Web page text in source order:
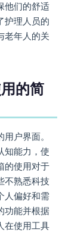
他们的舒适
护理人员的
老年人的关
的简
户界面。
知能力，使
的使用对于
不熟悉科技
人偏好和需
功能并根据
在使用工具